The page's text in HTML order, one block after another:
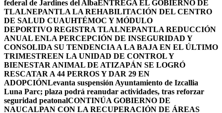
federal de Jardines del AlbaENTREGA EL GOBIERNO DE
TLALNEPANTLA LA REHABILITACIÓN DEL CENTRO
DE SALUD CUAUHTÉMOC Y MÓDULO
DEPORTIVO REGISTRA TLALNEPANTLA REDUCCIÓN
ANUAL ENLA PERCEPCIÓN DE INSEGURIDAD Y
CONSOLIDA SU TENDENCIA A LA BAJA EN EL ÚLTIMO
TRIMESTREEN LA UNIDAD DE CONTROL Y
BIENESTAR ANIMAL DE ATIZAPÁN SE LOGRÓ
RESCATAR A 44 PERROS Y DAR 29 EN
ADOPCIÓNLevanta suspensión Ayuntamiento de Izcallia
Luna Parc; plaza podrá reanudar actividades, tras reforzar
seguridad peatonalCONTINÚA GOBIERNO DE
NAUCALPAN CON LA RECUPERACIÓN DE ÁREAS